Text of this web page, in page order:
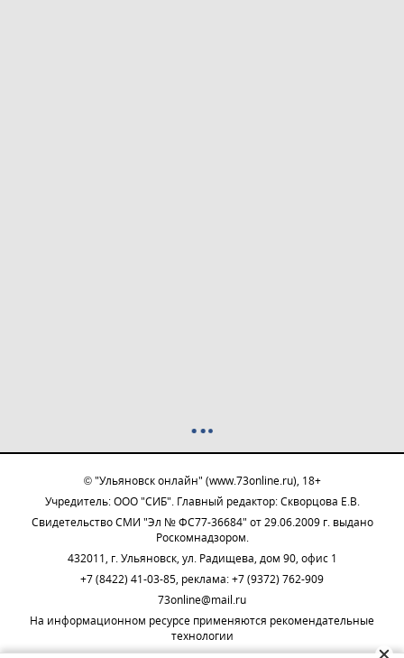
© "Ульяновск онлайн" (www.73online.ru), 18+
Учредитель: ООО "СИБ". Главный редактор: Скворцова Е.В.
Свидетельство СМИ "Эл № ФС77-36684" от 29.06.2009 г. выдано
Роскомнадзором.
432011, г. Ульяновск, ул. Радищева, дом 90, офис 1
+7 (8422) 41-03-85, реклама: +7 (9372) 762-909
73online@mail.ru
На информационном ресурсе применяются рекомендательные
технологии